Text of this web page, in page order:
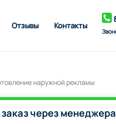
Отзывы Контакты
через менеджера